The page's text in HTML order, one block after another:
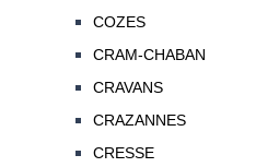
COZES
CRAM-CHABAN
CRAVANS
CRAZANNES
CRESSE